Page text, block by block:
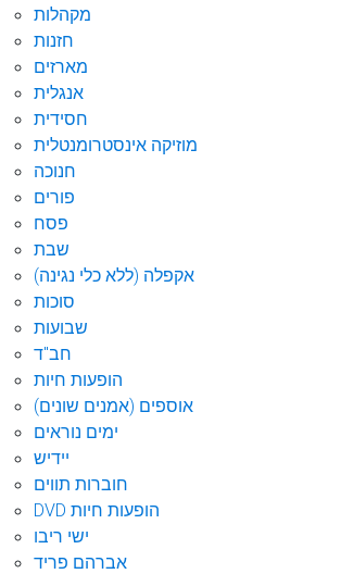
מקהלות
חזנות
מארזים
אנגלית
חסידית
מוזיקה אינסטרומנטלית
חנוכה
פורים
פסח
שבת
אקפלה (ללא כלי נגינה)
סוכות
שבועות
חב"ד
הופעות חיות
אוספים (אמנים שונים)
ימים נוראים
יידיש
חוברות תווים
DVD הופעות חיות
ישי ריבו
אברהם פריד